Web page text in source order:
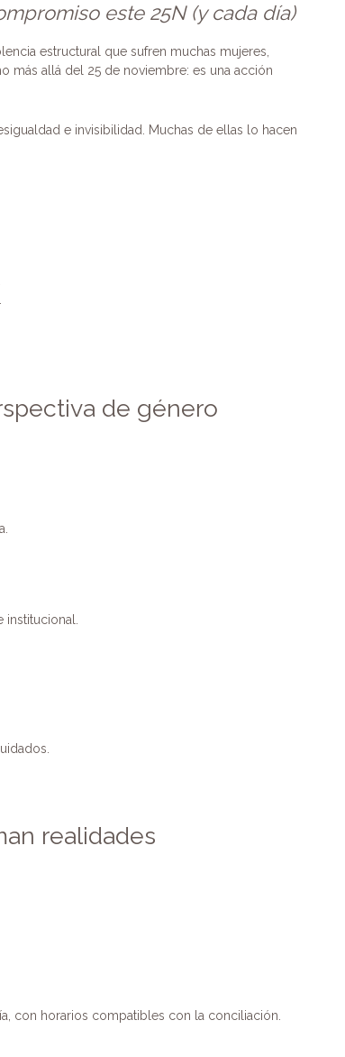
este 25N (y cada día)
estructural que sufren muchas mujeres,
más allá del 25 de noviembre: es una acción
e invisibilidad. Muchas de ellas lo hacen
de género
realidades
con horarios compatibles con la conciliación.